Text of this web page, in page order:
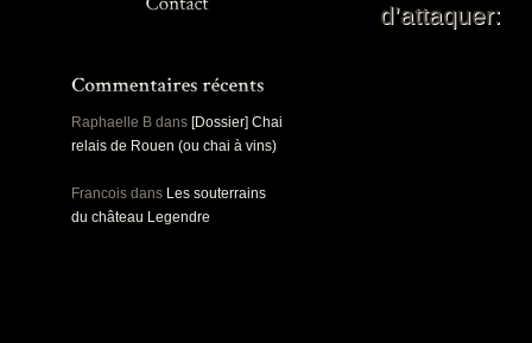
Raphaelle B dans [Dossier] Chai
relais de Rouen (ou chai à vins)
Francois dans Les souterrains
du château Legendre
d’attaquer: